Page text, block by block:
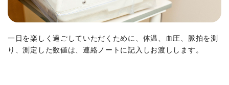
一日を楽しく過ごしていただくために、体温、血圧、脈拍を測
り、測定した数値は、連絡ノートに記入しお渡しします。